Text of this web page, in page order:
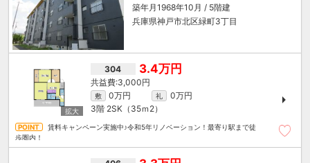
築年月1968年10月 / 5階建
兵庫県神戸市北区緑町3丁目
304 3.4万円
3,000円
敷 0万円 礼
0万円
3階 2SK（35ｍ 2）
賃料キャンペーン実施中♪令和5年リノベーション！最寄り駅まで徒
歩圏内！